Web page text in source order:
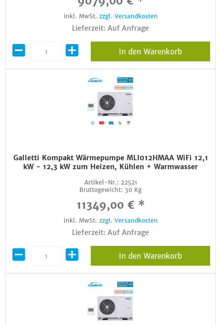
inkl. MwSt. zzgl. Versandkosten
Lieferzeit: Auf Anfrage
In den Warenkorb
Galletti Kompakt Wärmepumpe MLI012HMAA WiFi 12,1
kW - 12,3 kW zum Heizen, Kühlen + Warmwasser
Artikel-Nr.: 22521
Bruttogewicht: 30 Kg
11349,00 € *
inkl. MwSt. zzgl. Versandkosten
Lieferzeit: Auf Anfrage
In den Warenkorb